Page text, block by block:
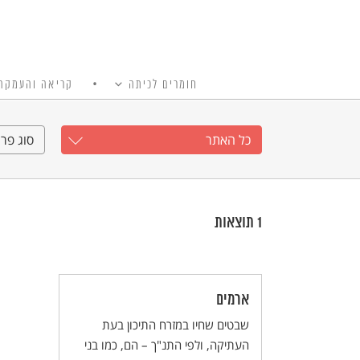
חומרים לכיתה קריאה
כל האתר סוג
1 תוצאות
ארמים
שבטים שחיו במזרח התיכון בעת
העתיקה, ולפי התנ"ך – הם, כמו בני